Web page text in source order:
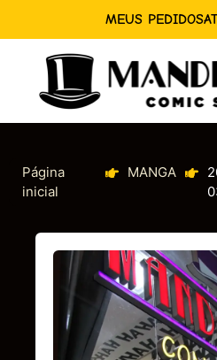
MEUS PEDIDOS
Página
inicial
MANGA